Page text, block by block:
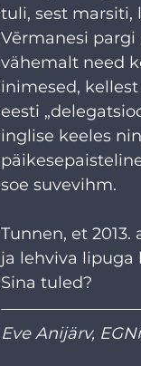
tuli, sest marsiti,
Vērmanesi
vähemalt need
inimesed,
eesti
inglise keeles
soe suvevihm.
Tunnen, et
ja lehviva lipuga
Sina tuled?
Eve Anijärv,